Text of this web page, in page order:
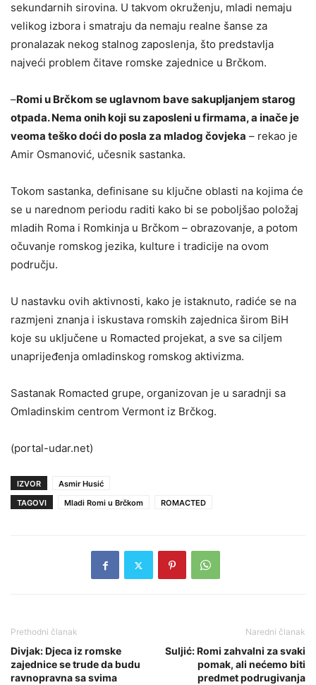
sekundarnih sirovina. U takvom okruženju, mladi nemaju
velikog izbora i smatraju da nemaju realne šanse za
pronalazak nekog stalnog zaposlenja, što predstavlja
najveći problem čitave romske zajednice u Brčkom.
–Romi u Brčkom se uglavnom bave sakupljanjem starog
otpada. Nema onih koji su zaposleni u firmama, a inače je
veoma teško doći do posla za mladog čovjeka – rekao je
Amir Osmanović, učesnik sastanka.
Tokom sastanka, definisane su ključne oblasti na kojima će
se u narednom periodu raditi kako bi se poboljšao položaj
mladih Roma i Romkinja u Brčkom – obrazovanje, a potom
očuvanje romskog jezika, kulture i tradicije na ovom
području.
U nastavku ovih aktivnosti, kako je istaknuto, radiće se na
razmjeni znanja i iskustava romskih zajednica širom BiH
koje su uključene u Romacted projekat, a sve sa ciljem
unaprijeđenja omladinskog romskog aktivizma.
Sastanak Romacted grupe, organizovan je u saradnji sa
Omladinskim centrom Vermont iz Brčkog.
(portal-udar.net)
IZVOR
Asmir Husić
TAGOVI
Mladi Romi u Brčkom ROMACTED
Prethodni članak
Divjak: Djeca iz romske
zajednice se trude da budu
ravnopravna sa svima
Naredni članak
Suljić: Romi zahvalni za svaki
pomak, ali nećemo biti
predmet podrugivanja